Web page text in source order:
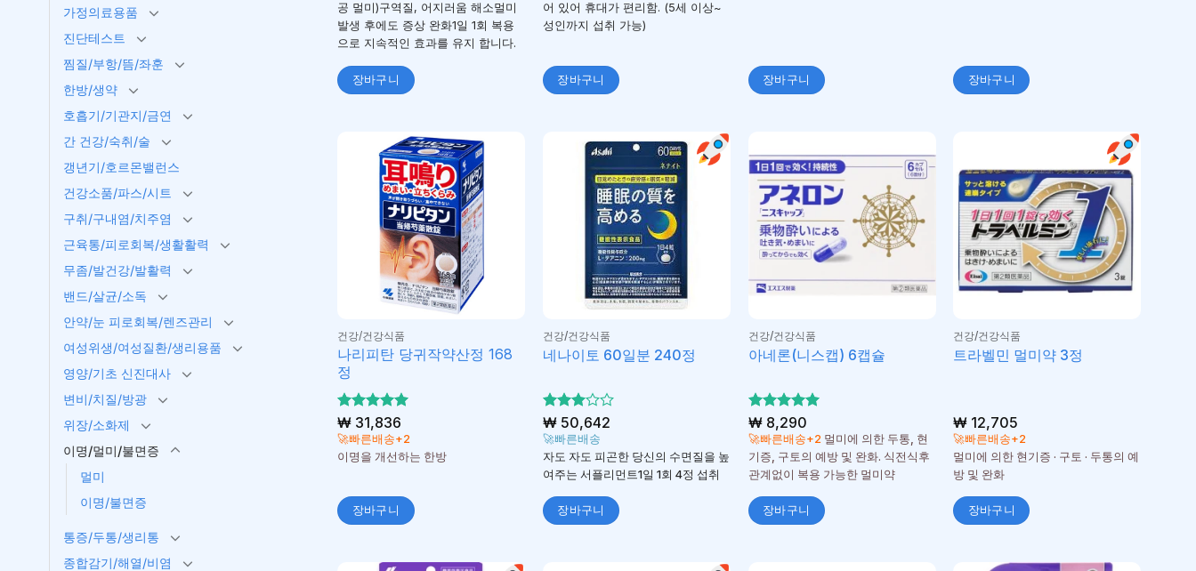
가정의료용품
진단테스트
찜질/부항/뜸/좌훈
한방/생약
호흡기/기관지/금연
간 건강/숙취/술
갱년기/호르몬밸런스
건강소품/파스/시트
구취/구내염/치주염
근육통/피로회복/생활활력
무좀/발건강/발활력
밴드/살균/소독
안약/눈 피로회복/렌즈관리
여성위생/여성질환/생리용품
영양/기초 신진대사
변비/치질/방광
위장/소화제
이명/멀미/불면증
멀미
이명/불면증
통증/두통/생리통
종합감기/해열/비염
공 멀미)구역질, 어지러움 해소멀미
발생 후에도 증상 완화1일 1회 복용
으로 지속적인 효과를 유지 합니다.
장바구니
어 있어 휴대가 편리함. (5세 이상~
성인까지 섭취 가능)
장바구니 장바구니 장바구니
건강/건강식품
나리피탄 당귀작약산정 168
정
5 중에서
5로 평가
됨
₩ 31,836
🚀빠른배송+2
이명을 개선하는 한방
장바구니
건강/건강식품
네나이토 60일분 240정
5 중에
서3
로 평
가됨
₩50,642
🚀빠른배송
자도 자도 피곤한 당신의 수면질을 높
여주는 서플리먼트1일 1회 4정 섭취
장바구니
건강/건강식품
아네론(니스캡) 6캡슐
5 중에서
5로 평가
됨
₩8,290
🚀빠른배송+2 멀미에 의한 두통, 현
기증, 구토의 예방 및 완화. 식전식후
관계없이 복용 가능한 멀미약
장바구니
건강/건강식품
트라벨민 멀미약 3정
₩ 12,705
🚀빠른배송+2
멀미에 의한 현기증 · 구토 · 두통의 예
방 및 완화
장바구니